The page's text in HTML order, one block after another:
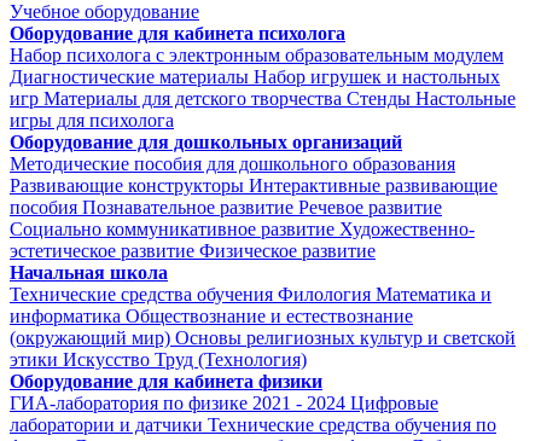
Учебное оборудование
Оборудование для кабинета психолога
Набор психолога с электронным образовательным модулем
Диагностические материалы Набор игрушек и настольных
игр Материалы для детского творчества Стенды Настольные
игры для психолога
Оборудование для дошкольных организаций
Методические пособия для дошкольного образования
Развивающие конструкторы Интерактивные развивающие
пособия Познавательное развитие Речевое развитие
Социально коммуникативное развитие Художественно-
эстетическое развитие Физическое развитие
Начальная школа
Технические средства обучения Филология Математика и
информатика Обществознание и естествознание
(окружающий мир) Основы религиозных культур и светской
этики Искусство Труд (Технология)
Оборудование для кабинета физики
ГИА-лаборатория по физике 2021 - 2024 Цифровые
лаборатории и датчики Технические средства обучения по